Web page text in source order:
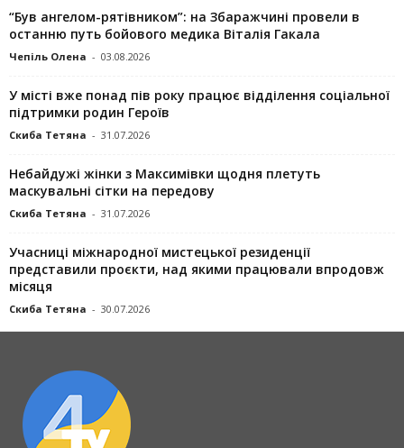
“Був ангелом-рятівником”: на Збаражчині провели в
останню путь бойового медика Віталія Гакала
Чепіль Олена - 03.08.2026
У місті вже понад пів року працює відділення соціальної
підтримки родин Героїв
Скиба Тетяна - 31.07.2026
Небайдужі жінки з Максимівки щодня плетуть
маскувальні сітки на передову
Скиба Тетяна - 31.07.2026
Учасниці міжнародної мистецької резиденції
представили проєкти, над якими працювали впродовж
місяця
Скиба Тетяна - 30.07.2026